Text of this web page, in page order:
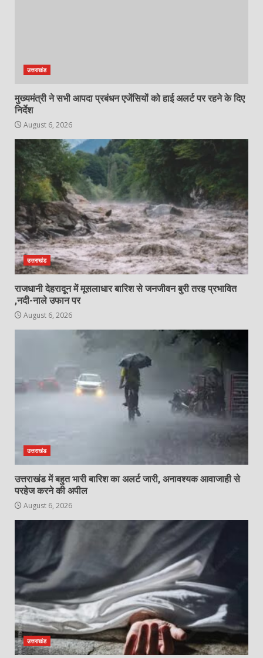
उत्तराखंड
मुख्यमंत्री ने सभी आपदा प्रबंधन एजेंसियों को हाई अलर्ट पर रहने के दिए
निर्देश
August 6, 2026
उत्तराखंड
राजधानी देहरादून में मूसलाधार बारिश से जनजीवन बुरी तरह प्रभावित
,नदी-नाले उफान पर
August 6, 2026
उत्तराखंड
उत्तराखंड में बहुत भारी बारिश का अलर्ट जारी, अनावश्यक आवाजाही से
परहेज करने की अपील
August 6, 2026
उत्तराखंड